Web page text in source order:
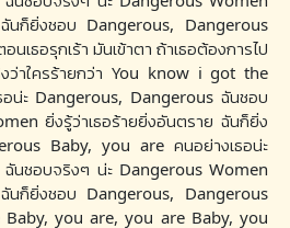
ฉันก็ยิ่งชอบ Dangerous, Dangerous
เธอรุกเร้า มันเข้าตา ถ้าเธอต้องการไป
งว่าใครร้ายกว่า You know i got the
น่ะ Dangerous, Dangerous ฉันชอบ
ยิ่งรู้ว่าเธอร้ายยิ่งอันตราย ฉันก็ยิ่ง
Baby, you are คนอย่างเธอน่ะ
นชอบจริงๆ น่ะ Dangerous Women
ฉันก็ยิ่งชอบ Dangerous, Dangerous
you are, you are Baby, you